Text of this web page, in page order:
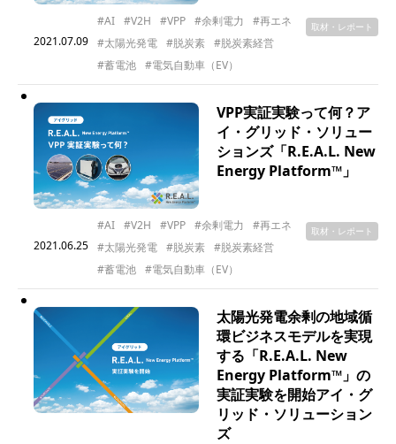
2021.07.09
#AI #V2H #VPP #余剰電力
#再エネ
#太陽光発電
#脱炭素
#脱炭素経営
#蓄電池
#電気自動車（EV）
取材・レポート
VPP実証実験って何？ア
イ・グリッド・ソリュー
ションズ「R.E.A.L. New
Energy Platform™」
2021.06.25
#AI #V2H #VPP #余剰電力
#再エネ
#太陽光発電
#脱炭素
#脱炭素経営
#蓄電池
#電気自動車（EV）
取材・レポート
太陽光発電余剰の地域循
環ビジネスモデルを実現
する「R.E.A.L. New
Energy Platform™」の
実証実験を開始アイ・グ
リッド・ソリューション
ズ